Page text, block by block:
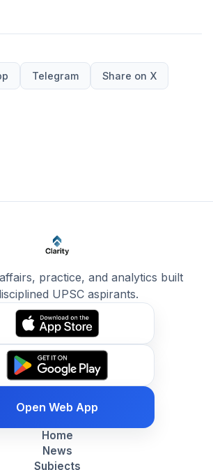
Telegram Share on X
practice, and analytics built
UPSC aspirants.
Open Web App
Home
News
Subjects